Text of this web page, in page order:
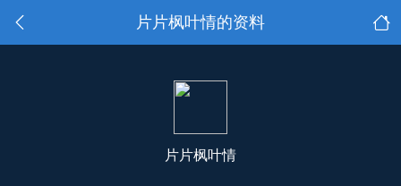
片片枫叶情的资料
片片枫叶情